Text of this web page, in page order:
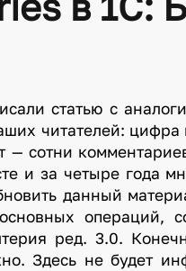
статью с
читателей:
— сотни
и за четыре года
данный
операций,
ред. 3.0.
Здесь не будет